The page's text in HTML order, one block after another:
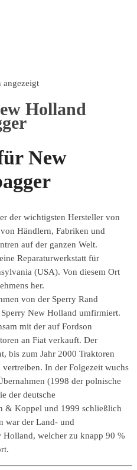
angezeigt
Holland
New
der wichtigsten Hersteller von
Händlern, Fabriken und
auf der ganzen Welt.
Reparaturwerkstatt für
(USA). Von diesem Ort
her.
von der Sperry Rand
New Holland umfirmiert.
mit der auf Fordson
an Fiat verkauft. Der
bis zum Jahr 2000 Traktoren
In der Folgezeit wuchs
(1998 der polnische
der deutsche
& Koppel und 1999 schließlich
war der Land- und
Holland, welcher zu knapp 90 %